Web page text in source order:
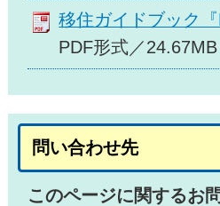
移住ガイドブック『
PDF形式／24.67MB
問い合わせ先
このページに関するお